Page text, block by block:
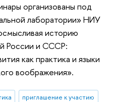
организованы под
лаборатории» НИУ
историю
России и СССР:
как практика и языки
воображения».
приглашение к участию